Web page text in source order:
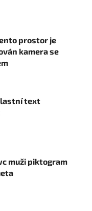
prostor je
kamera se
text
muži piktogram